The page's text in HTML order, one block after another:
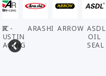
-
ARASHI ARROW ASDL
OIL
SEAL